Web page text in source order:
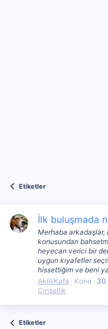
Etiketler
İlk buluşmada
Merhaba
konusundan
heyecan verici bir
uygun kıyafetler
hissettiğim ve beni
AkilliKafa
Konu 30
Cinsellik
Etiketler